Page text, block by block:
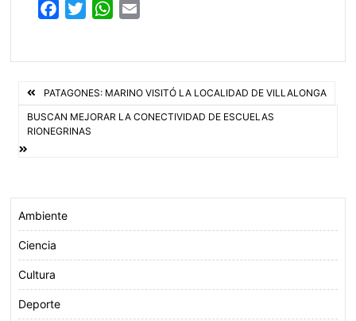
b
o
o
t
e
r
W
s
A
l
Navegación
de
entradas
PATAGONES: MARINO VISITÓ LA LOCALIDAD DE VILLALONGA
BUSCAN MEJORAR LA CONECTIVIDAD DE ESCUELAS
RIONEGRINAS
Ambiente
Ciencia
Cultura
Deporte